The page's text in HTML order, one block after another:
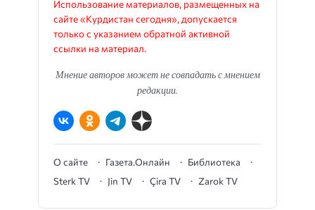
Использование материалов, размещенных на
сайте «Курдистан сегодня», допускается
только с указанием обратной активной
ссылки на материал.
Мнение авторов может не совпадать с мнением
редакции.
О сайте Газета.Онлайн
Библиотека
Sterk TV
Jin TV Çira TV Zarok TV